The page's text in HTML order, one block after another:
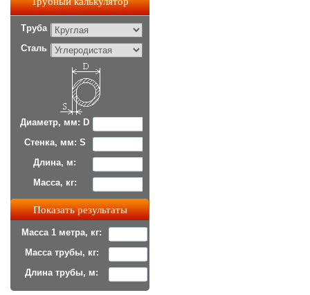
Труба
Сталь
Диаметр, мм: D
Стенка, мм: S
Длина, м:
Масса, кг:
Масса 1 метра, кг:
Масса трубы, кг:
Длина трубы, м: